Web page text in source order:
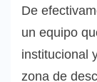
De
un equipo
institucional
zona de